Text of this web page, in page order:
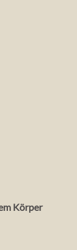
Körper